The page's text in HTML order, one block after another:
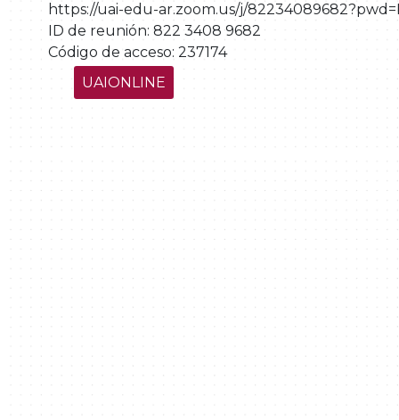
https://uai-edu-ar.zoom.us/j/
ID de reunión: 822 3408 9682
Código de acceso: 237174
UAIONLINE